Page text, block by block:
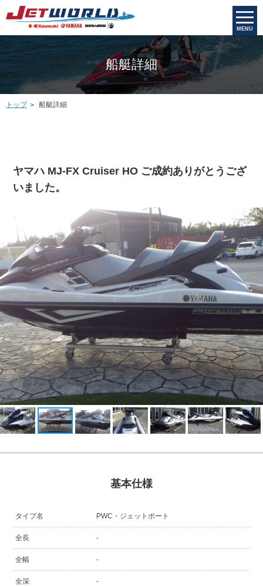
MENU
船艇詳細
トップ 船艇詳細
ヤマハ MJ-FX Cruiser HO ご成約ありがとうござ
いました。
基本仕様
タイプ名 PWC・ジェットボート
全長 -
全幅 -
全深 -